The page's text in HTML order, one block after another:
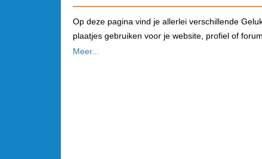
Op deze pagina vind je allerlei verschillende
plaatjes gebruiken voor je website, profiel of forum.
Meer...